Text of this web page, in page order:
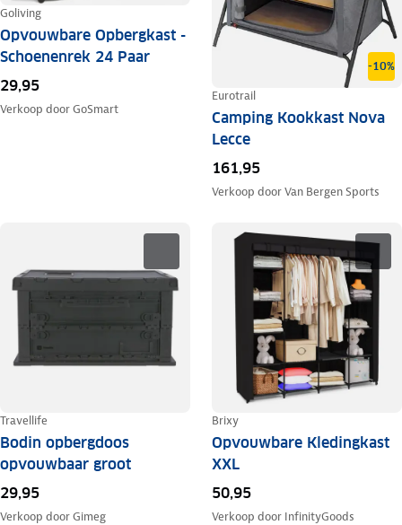
Goliving
Opvouwbare Opbergkast -
Schoenenrek 24 Paar
29,95
Verkoop doorGoSmart
-10%
Eurotrail
Camping Kookkast Nova
Lecce
161,95
Verkoop doorVan Bergen Sports
Travellife
Bodin opbergdoos
opvouwbaar groot
29,95
Verkoop doorGimeg
Brixy
Opvouwbare Kledingkast
XXL
50,95
Verkoop door InfinityGoods